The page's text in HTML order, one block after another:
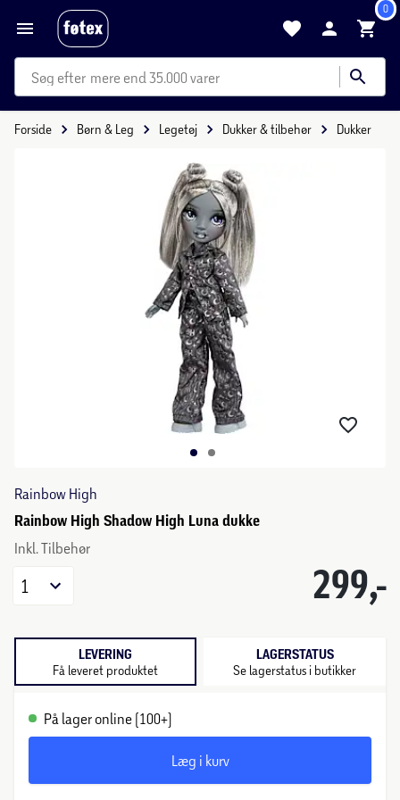
0
mere end 35.000 varer
Forside Børn & Leg Legetøj Dukker & tilbehør Dukker
Rainbow High
Rainbow High Shadow High Luna dukke
Inkl. Tilbehør
299,-
1
LEVERING
Få leveret produktet
LAGERSTATUS
Se lagerstatus i butikker
På lager online (100+)
Læg i kurv